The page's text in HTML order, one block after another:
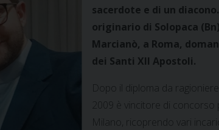
sacerdote e di un
originario di Solopaca
Marcianò, a Roma,
dei Santi XII Apostoli.
Dopo il diploma da
2009 è vincitore di concorso
Milano, ricoprendo vari